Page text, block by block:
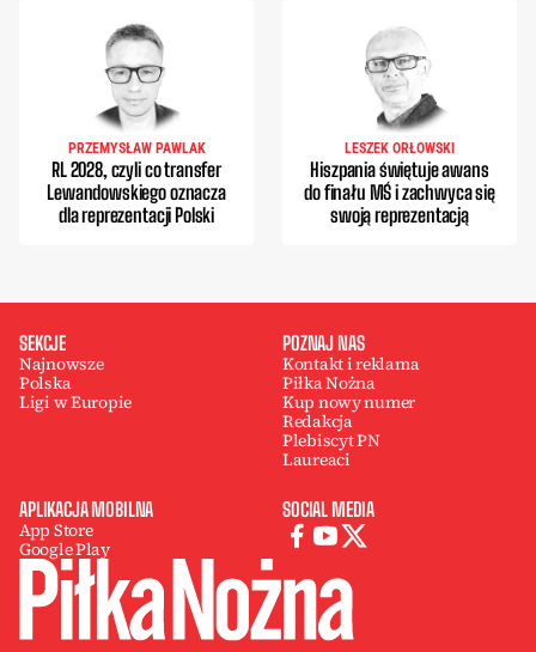
PRZEMYSŁAW PAWLAK
RL 2028, czyli co transfer
Lewandowskiego oznacza
dla reprezentacji Polski
LESZEK ORŁOWSKI
Hiszpania świętuje awans
do finału MŚ i zachwyca się
swoją reprezentacją
SEKCJE
Najnowsze
Polska
Ligi w Europie
POZNAJ NAS
Kontakt i reklama
Piłka Nożna
Kup nowy numer
Redakcja
Plebiscyt PN
Laureaci
APLIKACJA MOBILNA
App Store
Google Play
SOCIAL MEDIA